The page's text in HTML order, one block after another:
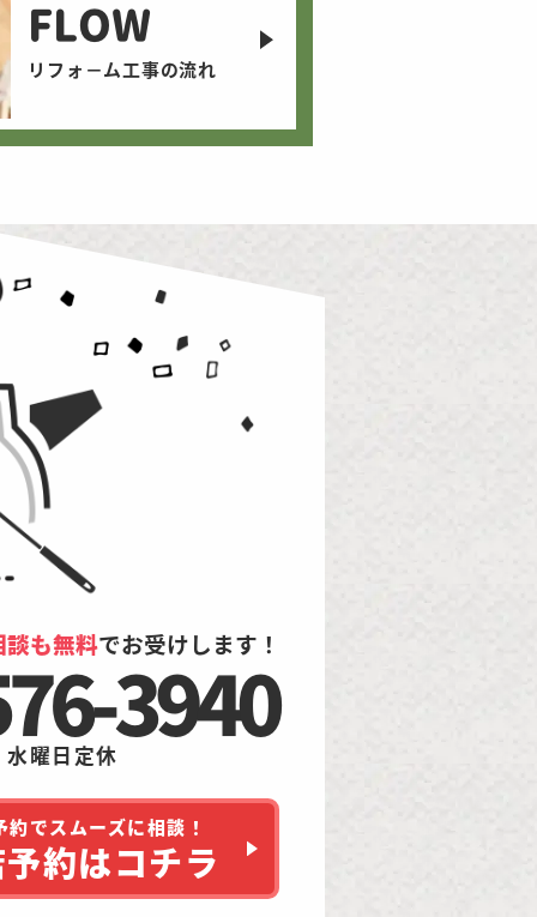
FLOW
リフォ－ム工事の流れ
も無料でお受けします！
3940
水曜日定休
約でスムーズに相談！
約はコチラ